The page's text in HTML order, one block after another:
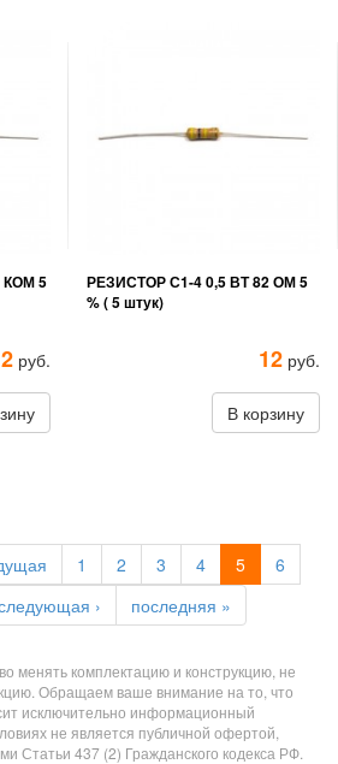
КОМ 5
руб.
РЕЗИСТОР С1-4 0,5 ВТ 82 ОМ 5
% ( 5 штук)
12 руб.
В корзину
1 2 3 4 5
6
› последняя »
менять комплектацию и конструкцию, не
Обращаем ваше внимание на то, что
исключительно информационный
не является публичной офертой,
Статьи 437 (2) Гражданского кодекса РФ.